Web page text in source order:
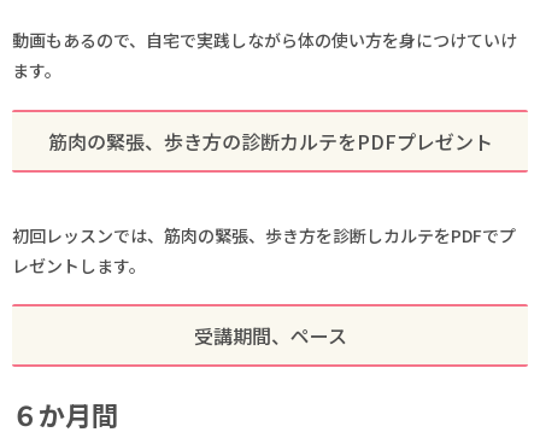
動画もあるので、自宅で実践しながら体の使い方を身につけていけ
ます。
筋肉の緊張、歩き方の診断カルテをPDFプレゼント
初回レッスンでは、筋肉の緊張、歩き方を診断しカルテをPDFでプ
レゼントします。
受講期間、ペース
６か月間